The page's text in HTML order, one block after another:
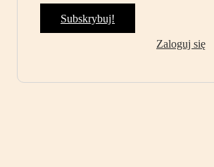
Subskrybuj!
Zaloguj się